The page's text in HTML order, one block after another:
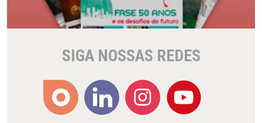
SIGA NOSSAS REDES